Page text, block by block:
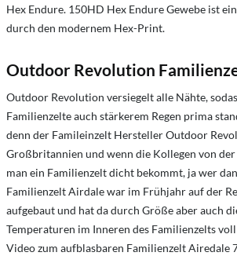
Hex Endure. 150HD Hex Endure Gewebe ist
durch den modernem Hex-Print.
Outdoor Revolution
Outdoor Revolution versiegelt alle Nähte,
Familienzelte auch stärkerem Regen prima
denn der Famileinzelt Hersteller Outdoor
Großbritannien und wenn die Kollegen von
man ein Familienzelt dicht bekommt, ja wer
Familienzelt Airdale war im Frühjahr auf der
aufgebaut und hat da durch Größe aber auch
Temperaturen im Inneren des Familienzelts
Video zum aufblasbaren Familienzelt Airedale